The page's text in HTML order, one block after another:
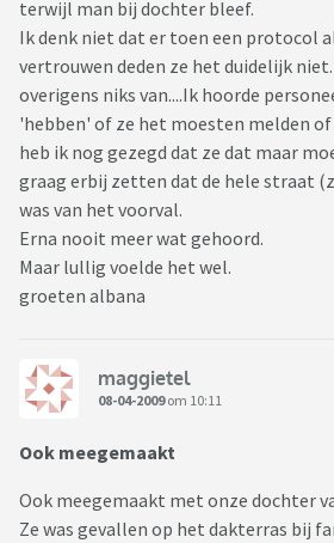
terwijl man bij dochter bleef.
Ik denk niet dat er toen een protocol
vertrouwen deden ze het duidelijk
overigens niks van....Ik hoorde
'hebben' of ze het moesten melden
heb ik nog gezegd dat ze dat maar
graag erbij zetten dat de hele straat
was van het voorval.
Erna nooit meer wat gehoord.
Maar lullig voelde het wel.
groeten albana
maggietel
08-04-2009om 10:11
Ook meegemaakt
Ook meegemaakt met onze dochter
Ze was gevallen op het dakterras bij